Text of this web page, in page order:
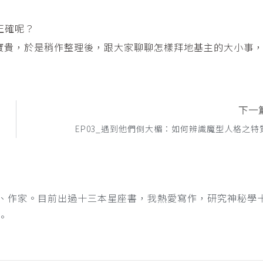
呢？
，於是稍作整理後，跟大家聊聊怎樣拜地基主的大小事
下一
EP03_遇到他們倒大楣：如何辨識魔型人格之特
作家。目前出過十三本星座書，我熱愛寫作，研究神秘學